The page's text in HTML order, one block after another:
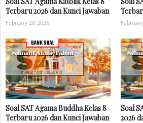
Terbaru 2026 dan Kunci Jawaban
February 28, 2026
Soal SAT Agama Buddha Kelas 8
Terbaru 2026 dan Kunci Jawaban
Soal
2026